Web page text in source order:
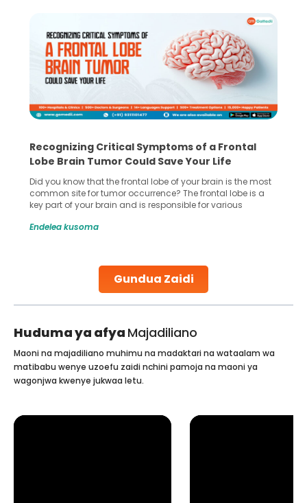
Gundua Zaidi
Recognizing Critical Symptoms of a Frontal
Lobe Brain Tumor Could Save Your Life
Did you know that the frontal lobe of your brain is the most
common site for tumor occurrence? The frontal lobe is a
key part of your brain and is responsible for various
harm to it can lead to serious complications. However, with
Endelea kusoma
Huduma ya afya Majadiliano
Maoni na majadiliano muhimu na madaktari na wataalam wa
matibabu wenye uzoefu zaidi nchini pamoja na maoni ya
wagonjwa kwenye jukwaa letu.